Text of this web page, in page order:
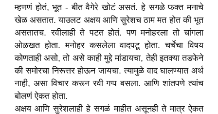
म्हणणं होतं, भूत - बीत वैगेरे खोटं असतं. हे सगळे फक्त मनाचे
खेळ असतात. याउलट अक्षय आणि सुरेशच ठाम मत होत की भूत
असतातच. रवीलाही ते पटत होतं. पण मनोहरला तो चांगला
ओळखत होता. मनोहर कसलेला वादपटू होता. चर्चेचा विषय
कोणताही असो, तो असे काही मुद्दे मांडायचा, तेही इतक्या तडफेने
की समोरचा निरूत्तर होऊन जायचा. त्यामुळे वाद घालण्यात अर्थ
नाही, असा विचार करून रवी गप्प बसला. आणि शांतपणे त्यांच
बोलणं ऐकत होता.
अक्षय आणि सुरेशलाही हे सगळं माहीत असूनही ते मात्र ऐकत